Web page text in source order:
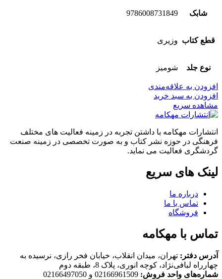
شابک 9786008731849
قطع کتاب وزیری
نوع جلد شومیز
افزودن به علاقه‌مندی
افزودن به سبد خرید
مشاهده سریع
انتشارات مهکامه با داشتن تجربه در زمینه فعالیت های مختلف
فرهنگی در حوزه نشر کتاب و به صورت تخصصی در زمینه صنعت
گردشگری فعالیت می نماید.
لینک های سریع
درباره ما
تماس با ما
فروشگاه
تماس با مهکامه
آدرس دفتر: تهران، میدان انقلاب، خیابان فخر رازی، نرسیده به
چهارراه لبافی‌نژاد، کوچه انوری، پلاک 8، طبقه دوم
شماره‌های واحد فروش: 02166961509 و 02166497050